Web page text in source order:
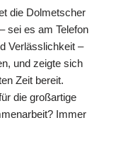
die Dolmetscher
sei es am Telefon
Verlässlichkeit –
und zeigte sich
Zeit bereit.
die großartige
Immer